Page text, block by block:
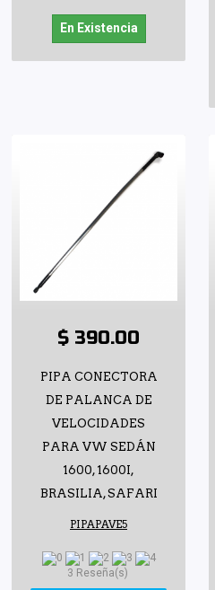
En Existencia
$ 390.00
PIPA CONECTORA
DE PALANCA DE
VELOCIDADES
PARA VW SEDÁN
1600, 1600I,
BRASILIA, SAFARI
PIPAPAVE5
3 Reseña(s)